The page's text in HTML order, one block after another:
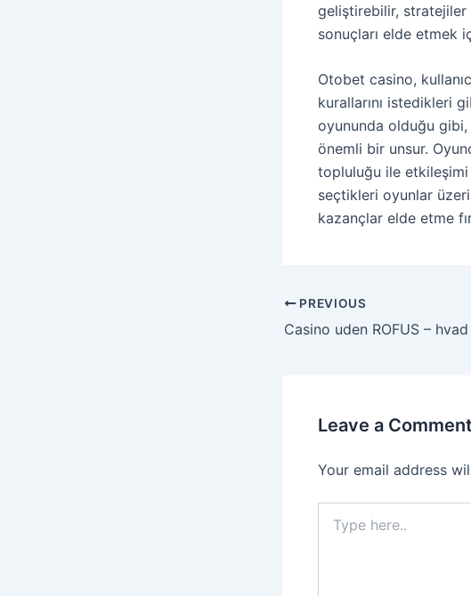
geliştirebilir,
sonuçları elde etmek
Otobet casino,
kurallarını istedikleri
oyununda olduğu
önemli bir unsur.
topluluğu ile etkileşimi
seçtikleri oyunlar
kazançlar elde etme
PREVIOUS
Leave a Comment
Your email address
here..